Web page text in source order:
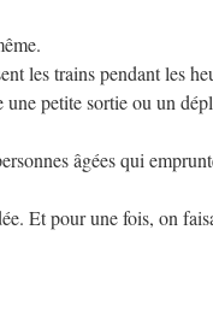
les trains pendant les
petite sortie ou un
âgées qui
Et pour une fois, on